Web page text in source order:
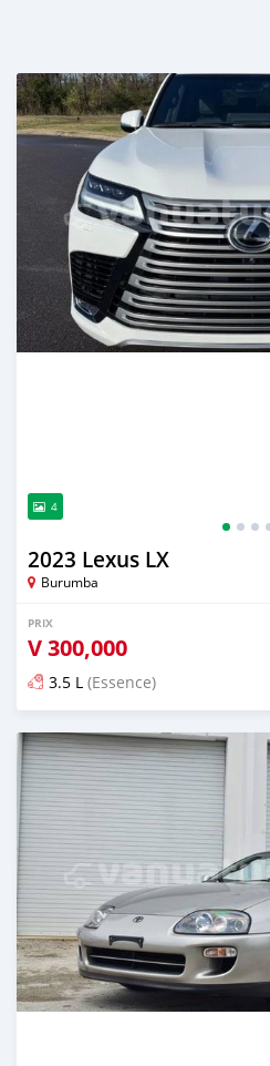
4
2023 Lexus LX
Burumba
PRIX
V300,000
3.5 L (Essence)
Publié il y a environ un mois